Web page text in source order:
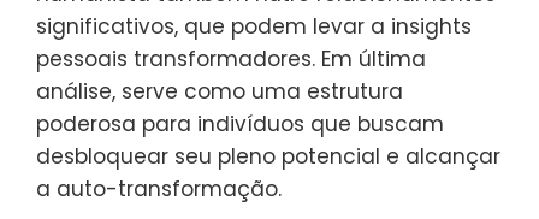
significativos, que podem levar a insights
pessoais transformadores. Em última
análise, serve como uma estrutura
poderosa para indivíduos que buscam
desbloquear seu pleno potencial e alcançar
a auto-transformação.